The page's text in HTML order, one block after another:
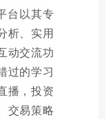
台以其专
析、实用
动交流功
过的学习
播，投资
交易策略